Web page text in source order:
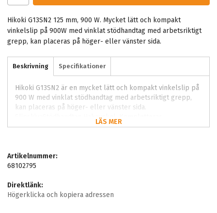
Hikoki G13SN2 125 mm, 900 W. Mycket lätt och kompakt
vinkelslip på 900W med vinklat stödhandtag med arbetsriktigt
grepp, kan placeras på höger- eller vänster sida.
Beskrivning Specifikationer
Hikoki G13SN2 är en mycket lätt och kompakt vinkelslip på
900 W med vinklat stödhandtag med arbetsriktigt grepp,
kan placeras på höger- eller vänster sida.
SlipskivaStödhandtag Haknyckel. Kompletterar
utrustningen med pålitlig funktion och jämnt resultat i det
och renovering.
LÄS MER
Artikelnummer:
68102795
Direktlänk:
Högerklicka och kopiera adressen